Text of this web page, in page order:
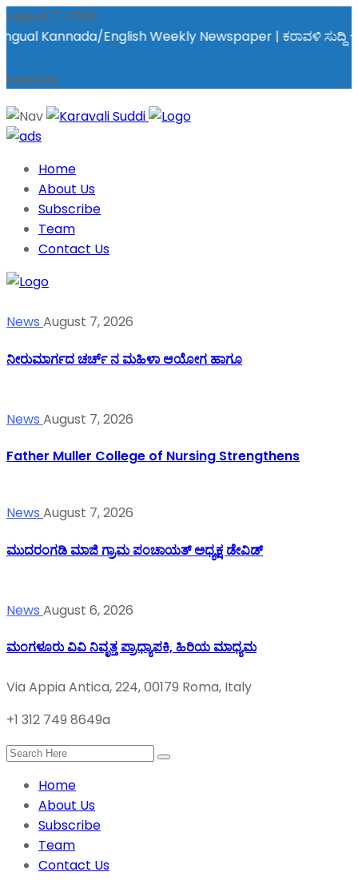
August 7, 2026
Kannada/English Weekly Newspaper | ಕರಾವಳಿ ಸುದ್ದಿ -
Follow Us
Home
About Us
Subscribe
Team
Contact Us
News August 7, 2026
ನೀರುಮಾರ್ಗದ ಚರ್ಚ್ ನ ಮಹಿಳಾ ಆಯೋಗ ಹಾಗೂ
News August 7, 2026
Father Muller College of Nursing Strengthens
News August 7, 2026
ಮುದರಂಗಡಿ ಮಾಜಿ ಗ್ರಾಮ ಪಂಚಾಯತ್ ಅಧ್ಯಕ್ಷ ಡೇವಿಡ್
News August 6, 2026
ಮಂಗಳೂರು ವಿವಿ ನಿವೃತ್ತ ಪ್ರಾಧ್ಯಾಪಕಿ, ಹಿರಿಯ ಮಾಧ್ಯಮ
Via Appia Antica, 224, 00179 Roma, Italy
+1 312 749 8649a
Home
About Us
Subscribe
Team
Contact Us